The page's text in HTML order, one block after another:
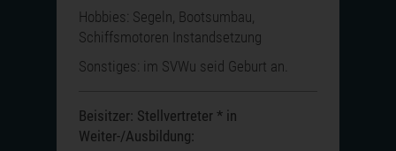
Hobbies: Segeln, Bootsumbau,
Schiffsmotoren Instandsetzung
Sonstiges: im SVWu seid Geburt an.
Beisitzer: Stellvertreter * in
Weiter-/Ausbildung: